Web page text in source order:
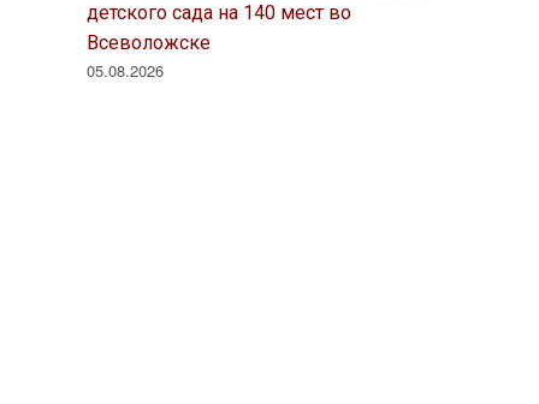
детского сада на 140 мест во
Всеволожске
05.08.2026